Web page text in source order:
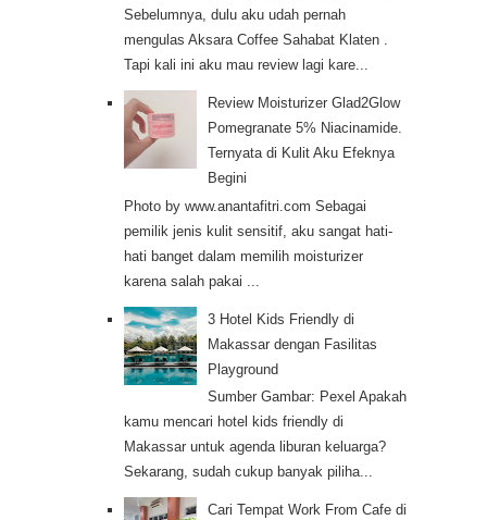
Sebelumnya, dulu aku udah pernah
mengulas Aksara Coffee Sahabat Klaten .
Tapi kali ini aku mau review lagi kare...
Review Moisturizer Glad2Glow
Pomegranate 5% Niacinamide.
Ternyata di Kulit Aku Efeknya
Begini
Photo by www.anantafitri.com Sebagai
pemilik jenis kulit sensitif, aku sangat hati-
hati banget dalam memilih moisturizer
karena salah pakai ...
3 Hotel Kids Friendly di
Makassar dengan Fasilitas
Playground
Sumber Gambar: Pexel Apakah
kamu mencari hotel kids friendly di
Makassar untuk agenda liburan keluarga?
Sekarang, sudah cukup banyak piliha...
Cari Tempat Work From Cafe di